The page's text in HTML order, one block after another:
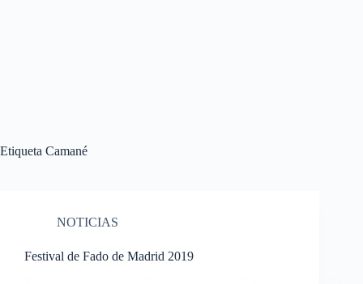
Etiqueta Camané
NOTICIAS
Festival de Fado de Madrid 2019